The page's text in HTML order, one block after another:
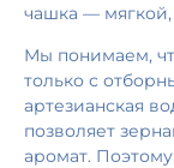
чашка —
Мы понимаем,
только с
артезианская
позволяет
аромат.